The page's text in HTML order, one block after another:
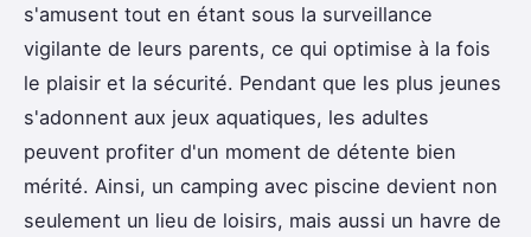
s'amusent tout en étant sous la surveillance
vigilante de leurs parents, ce qui optimise à la fois
le plaisir et la sécurité. Pendant que les plus jeunes
s'adonnent aux jeux aquatiques, les adultes
peuvent profiter d'un moment de détente bien
mérité. Ainsi, un camping avec piscine devient non
seulement un lieu de loisirs, mais aussi un havre de